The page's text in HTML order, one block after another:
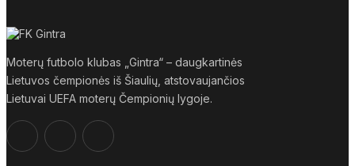
Moterų futbolo klubas „Gintra“ – daugkartinės
Lietuvos čempionės iš Šiaulių, atstovaujančios
Lietuvai UEFA moterų Čempionių lygoje.